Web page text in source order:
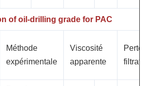
of oil-drilling grade for PAC
Méthode
expérimentale
Viscosité
apparente
Perte de
filtration